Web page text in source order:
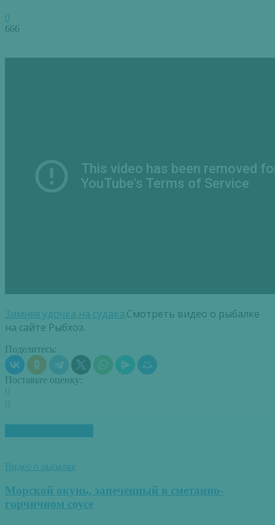
0
666
Зимняя удочка на судака.Смотреть видео о рыбалке
на сайте Рыбхоз.
Поделитесь:
Поставьте оценку:
Видео о рыбалке
Морской окунь, запеченный в сметанно-
горчичном соусе